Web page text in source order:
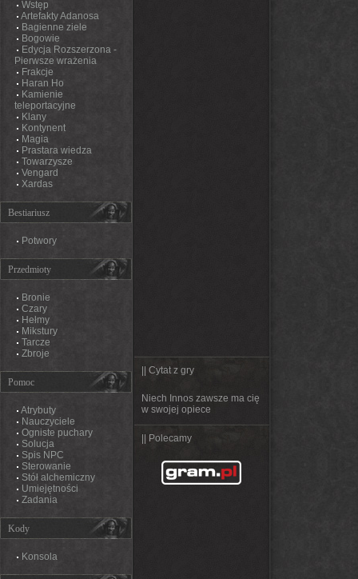
Wstęp
Artefakty Adanosa
Bagienne ziele
Bogowie
Edycja Rozszerzona -
Pierwsze wrażenia
Frakcje
Haran Ho
Kamienie
teleportacyjne
Klany
Kontynent
Magia
Prastara wiedza
Towarzysze
Vengard
Xardas
Bestiariusz
Potwory
Przedmioty
Bronie
Czary
Hełmy
Mikstury
Tarcze
Zbroje
Pomoc
Atrybuty
Nauczyciele
Ogniste puchary
Solucja
Spis NPC
Sterowanie
Stół alchemiczny
Umiejętności
Zadania
Kody
Konsola
|| Cytat z gry
Niech Innos zawsze ma cię
w swojej opiece
|| Polecamy